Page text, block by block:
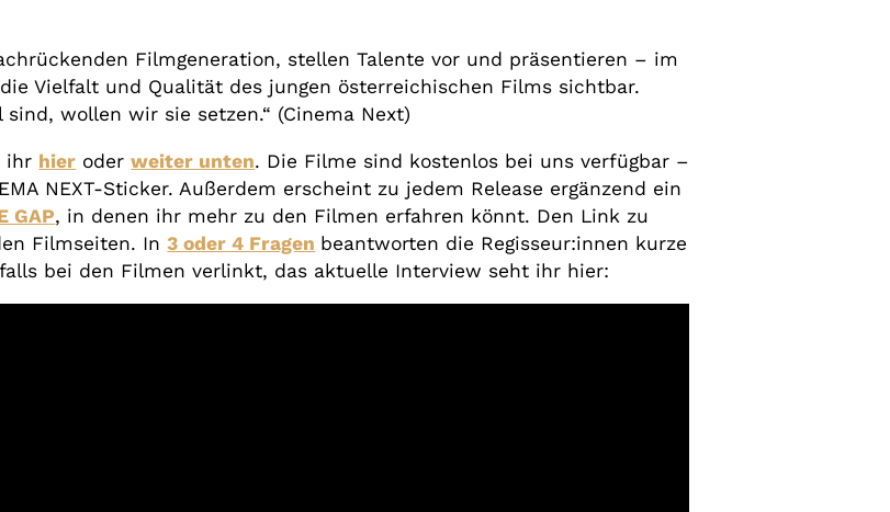
Filmgeneration, stellen Talente vor und präsentieren – im
Vielfalt und Qualität des jungen österreichischen Films sichtbar.
wollen wir sie setzen.“ (Cinema Next)
ihr hier oderweiter unten. Die Filme sind kostenlos bei uns verfügbar –
NEXT-Sticker. Außerdem erscheint zu jedem Release ergänzend ein
GAP, in denen ihr mehr zu den Filmen erfahren könnt. Den Link zu
Filmseiten. In3 oder 4 Fragen beantworten die Regisseur:innen kurze
bei den Filmen verlinkt, das aktuelle Interview seht ihr hier: